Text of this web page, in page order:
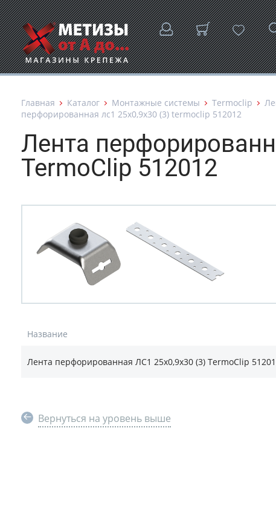
Главная Каталог Монтажные системы Termoclip
перфорированная лс1 25х0,9х30 (3) termoclip 512012
Лента
TermoClip 512012
Название
Лента перфорированная ЛС1 25х0,9х30 (3) TermoClip
Вернуться на уровень выше